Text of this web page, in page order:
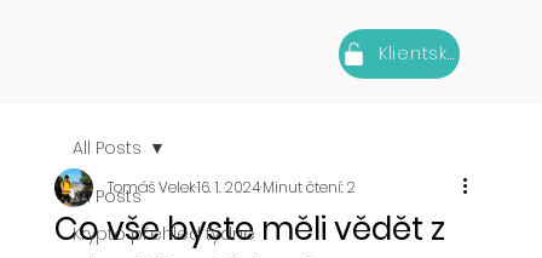
Klientská zóna
All Posts
Krypto přehled týdne
All Posts
Co vše byste měli vědět z
Tomáš Velek16. 1. 2024Minut čtení: 2